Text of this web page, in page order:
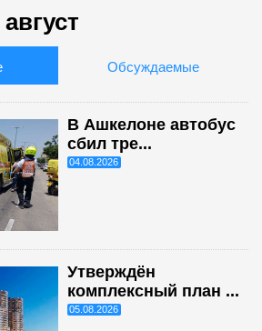
Обсуждаемые
В Ашкелоне автобус
сбил тре...
04.08.2026
Утверждён
комплексный план ...
05.08.2026